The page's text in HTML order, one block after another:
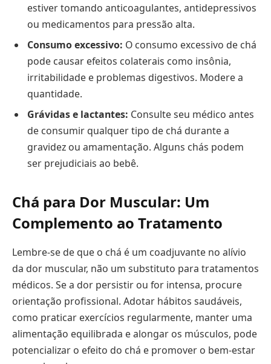
estiver tomando anticoagulantes, antidepressivos
ou medicamentos para pressão alta.
Consumo excessivo: O consumo excessivo de chá
pode causar efeitos colaterais como insônia,
irritabilidade e problemas digestivos. Modere a
quantidade.
Grávidas e lactantes: Consulte seu médico antes
de consumir qualquer tipo de chá durante a
gravidez ou amamentação. Alguns chás podem
ser prejudiciais ao bebê.
Chá para Dor Muscular: Um
Complemento ao Tratamento
Lembre-se de que o chá é um coadjuvante no alívio
da dor muscular, não um substituto para tratamentos
médicos. Se a dor persistir ou for intensa, procure
orientação profissional. Adotar hábitos saudáveis,
como praticar exercícios regularmente, manter uma
alimentação equilibrada e alongar os músculos, pode
potencializar o efeito do chá e promover o bem-estar